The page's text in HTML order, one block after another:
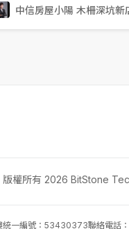
繳清全部遺產稅，符合規定
中信房屋小陽 木柵深坑新
版權所有 2026 BitStone
統一編號：53430373聯絡電話